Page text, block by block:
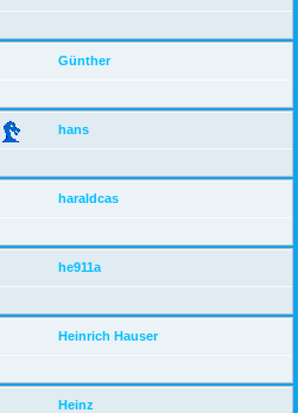
Günther
hans
haraldcas
he911a
Heinrich Hauser
Heinz